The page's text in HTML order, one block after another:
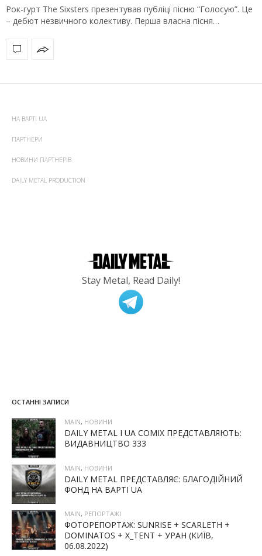
Рок-гурт The Sixsters презентував публіці пісню “Голосую”. Це
– дебют незвичного колективу. Перша власна пісня…
НА ВАРТІ UA
ПАРТНЕРИ
НОВИНИ ПАРТНЕРІВ
DAILY METAL PRODUCTION
Stay Metal, Read Daily!
ОСТАННІ ЗАПИСИ
MAIN, НОВИНИ
DAILY METAL І UA COMIX ПРЕДСТАВЛЯЮТЬ:
ВИДАВНИЦТВО 333
MAIN, НОВИНИ
DAILY METAL ПРЕДСТАВЛЯЄ: БЛАГОДІЙНИЙ
ФОНД НА ВАРТІ UA
MAIN, РЕПОРТАЖІ
ФОТОРЕПОРТАЖ: SUNRISE + SCARLETH +
DOMINATOS + X_TENT + УРАН (КИЇВ,
06.08.2022)